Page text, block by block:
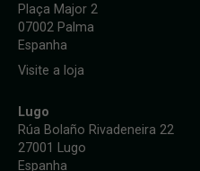
Plaça Major 2
07002 Palma
Espanha
Visite a loja
Lugo
Rúa Bolaño Rivadeneira 22
27001 Lugo
Espanha